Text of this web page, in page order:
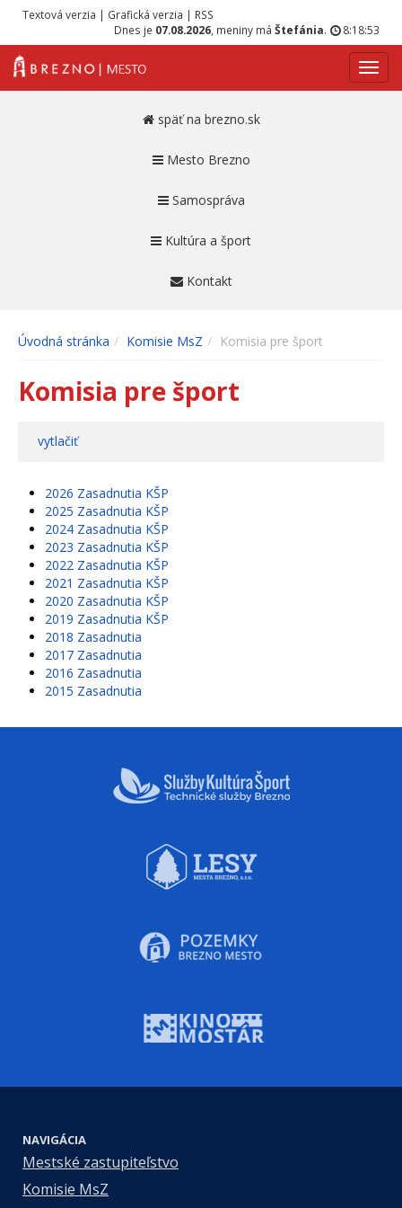
Textová verzia | Grafická verzia | RSS
Dnes je 07.08.2026 , meniny má Štefánia. 8:18:53
späť na brezno.sk
Mesto Brezno
Samospráva
Kultúra a šport
Kontakt
Úvodná stránka Komisie MsZ Komisia pre šport
Komisia pre šport
vytlačiť
2026 Zasadnutia KŠP
2025 Zasadnutia KŠP
2024 Zasadnutia KŠP
2023 Zasadnutia KŠP
2022 Zasadnutia KŠP
2021 Zasadnutia KŠP
2020 Zasadnutia KŠP
2019 Zasadnutia KŠP
2018 Zasadnutia
2017 Zasadnutia
2016 Zasadnutia
2015 Zasadnutia
NAVIGÁCIA
Mestské zastupiteľstvo
Komisie MsZ